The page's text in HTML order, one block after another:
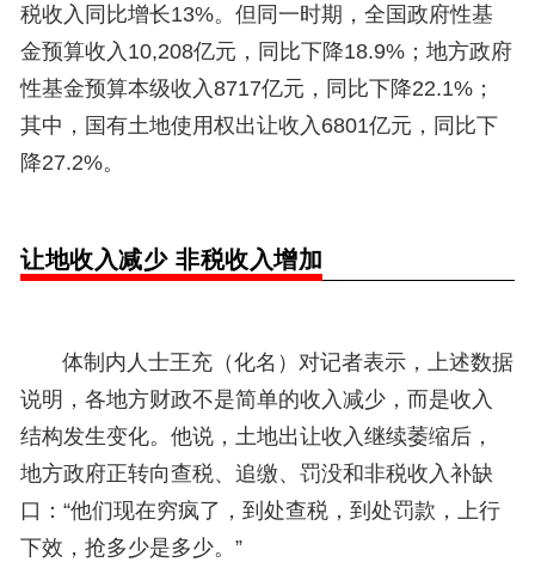
税收入同比增长13%。但同一时期，全国政府性基
金预算收入10,208亿元，同比下降18.9%；地方政府
性基金预算本级收入8717亿元，同比下降22.1%；
其中，国有土地使用权出让收入6801亿元，同比下
降27.2%。
让地收入减少 非税收入增加
体制内人士王充（化名）对记者表示，上述数据
说明，各地方财政不是简单的收入减少，而是收入
结构发生变化。他说，土地出让收入继续萎缩后，
地方政府正转向查税、追缴、罚没和非税收入补缺
口：“他们现在穷疯了，到处查税，到处罚款，上行
下效，抢多少是多少。”